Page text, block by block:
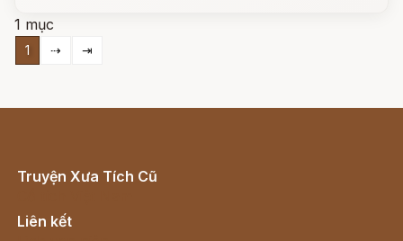
1 mục
1 ⇢ ⇥
Truyện Xưa Tích Cũ
Liên kết